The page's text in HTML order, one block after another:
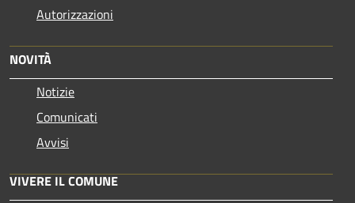
Autorizzazioni
NOVITÀ
Notizie
Comunicati
Avvisi
VIVERE IL COMUNE